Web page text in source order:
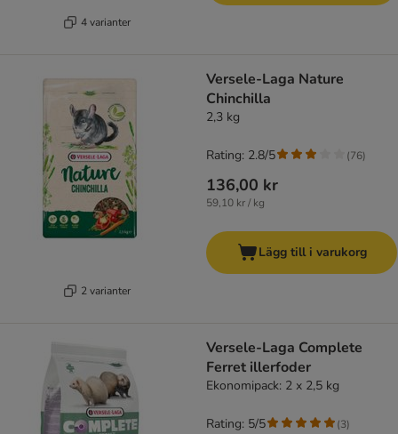
4 varianter
2 varianter
Versele-Laga Nature
Chinchilla
2,3 kg
136,00 kr
59,10 kr / kg
Rating: 2.8/5 (76)
Lägg till i varukorg
Versele-Laga Complete
Ferret illerfoder
Ekonomipack: 2 x 2,5 kg
Rating: 5/5 (3)